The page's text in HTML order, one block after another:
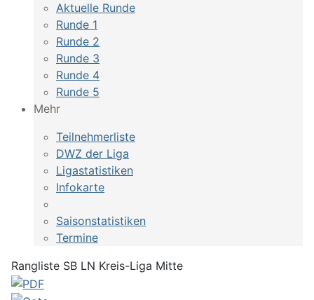
Aktuelle Runde
Runde 1
Runde 2
Runde 3
Runde 4
Runde 5
Mehr
Teilnehmerliste
DWZ der Liga
Ligastatistiken
Infokarte
Saisonstatistiken
Termine
Rangliste SB LN Kreis-Liga Mitte